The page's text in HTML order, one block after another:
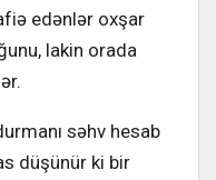
edənlər oxşar
lakin orada
səhv hesab
düşünür ki bir